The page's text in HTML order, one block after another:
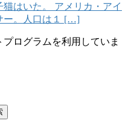
はいた。 アメリカ・アイ
ー。人口は１ […]
ログラムを利用していま